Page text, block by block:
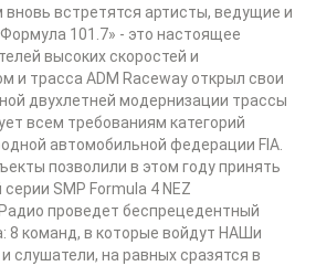
вновь встретятся артисты, ведущие и
101.7» - это настоящее
высоких скоростей и
и трасса ADM Raceway открыл свои
двухлетней модернизации трассы
всем требованиям категорий
автомобильной федерации FIA.
позволили в этом году принять
SMP Formula 4 NEZ
проведет беспрецедентный
8 команд, в которые войдут НАШи
слушатели, на равных сразятся в